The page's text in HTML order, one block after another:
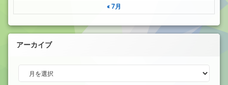
« 7月
アーカイブ
アーカイブ